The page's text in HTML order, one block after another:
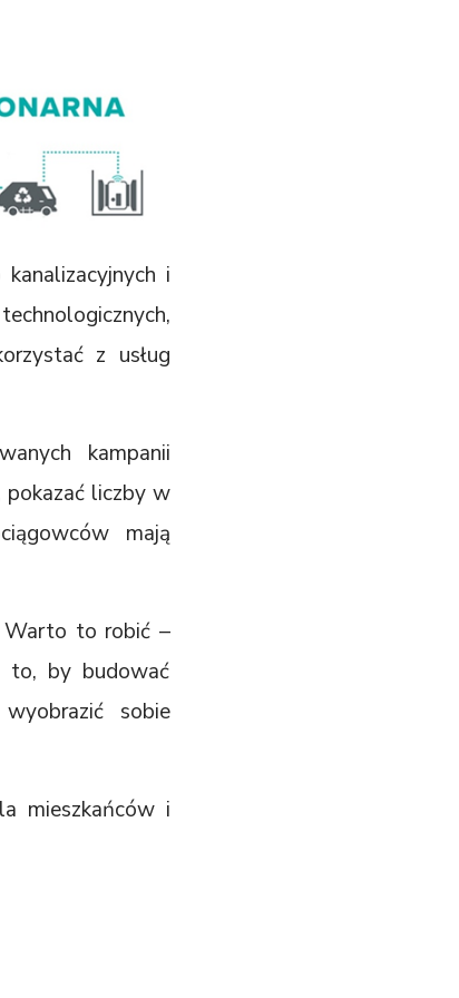
i
z usług
kampanii
pokazać liczby w
mają
Warto to robić –
to, by budować
sobie
mieszkańców i